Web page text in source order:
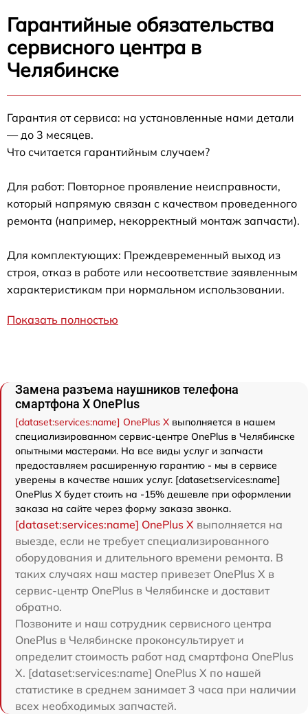
Гарантийные обязательства
сервисного центра в
Челябинске
Гарантия от сервиса: на установленные нами детали
— до 3 месяцев.
Что считается гарантийным случаем?
Для работ: Повторное проявление неисправности,
который напрямую связан с качеством проведенного
ремонта (например, некорректный монтаж запчасти).
Для комплектующих: Преждевременный выход из
строя, отказ в работе или несоответствие заявленным
характеристикам при нормальном использовании.
Показать полностью
Замена разъема наушников телефона
смартфона X OnePlus
[dataset:services:name] OnePlus X выполняется в нашем
специализированном сервис-центре OnePlus в Челябинске
опытными мастерами. На все виды услуг и запчасти
предоставляем расширенную гарантию - мы в сервисе
уверены в качестве наших услуг. [dataset:services:name]
OnePlus X будет стоить на -15% дешевле при оформлении
заказа на сайте через форму заказа звонка.
[dataset:services:name] OnePlus X выполняется на
выезде, если не требует специализированного
оборудования и длительного времени ремонта. В
таких случаях наш мастер привезет OnePlus X в
сервис-центр OnePlus в Челябинске и доставит
обратно.
Позвоните и наш сотрудник сервисного центра
OnePlus в Челябинске проконсультирует и
определит стоимость работ над смартфона OnePlus
X. [dataset:services:name] OnePlus X по нашей
статистике в среднем занимает 3 часа при наличии
всех необходимых запчастей.